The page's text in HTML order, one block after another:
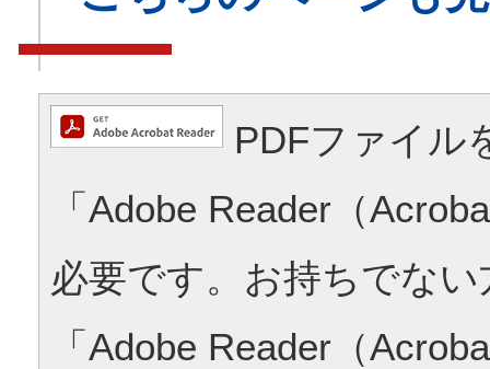
PDFファイル
「Adobe Reader（
必要です。お持ちでな
「Adobe Reader（